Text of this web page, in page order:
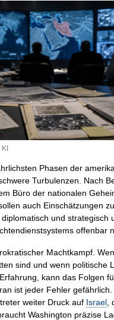
KI
Phasen der
Turbulenzen. Nach
Büro der nationalen
auch Einschätzungen
und
offenbar
Machtkampf.
sind und wenn politische
kann das Folgen
ist jeder Fehler
weiter Druck auf Israel
Washington präzise